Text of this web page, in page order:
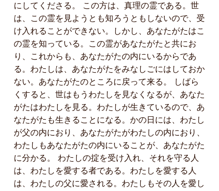
にしてくださる。 この方は、真理の霊である。世
は、この霊を見ようとも知ろうともしないので、受
け入れることができない。しかし、あなたがたはこ
の霊を知っている。この霊があなたがたと共にお
り、これからも、あなたがたの内にいるからであ
る。わたしは、あなたがたをみなしごにはしておか
ない。あなたがたのところに戻って来る。 しばら
くすると、世はもうわたしを見なくなるが、あなた
がたはわたしを見る。わたしが生きているので、あ
なたがたも生きることになる。かの日には、わたし
が父の内におり、あなたがたがわたしの内におり、
わたしもあなたがたの内にいることが、あなたがた
に分かる。 わたしの掟を受け入れ、それを守る人
は、わたしを愛する者である。わたしを愛する人
は、わたしの父に愛される。わたしもその人を愛し